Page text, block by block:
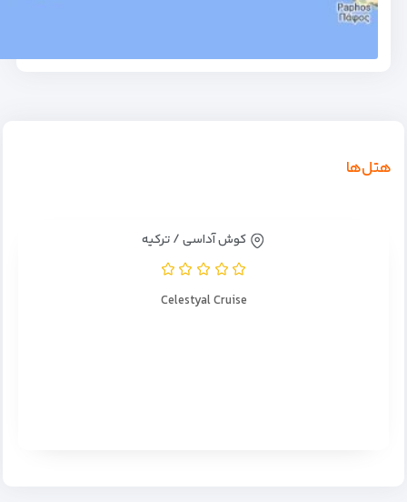
هتل‌ها
کوش آداسی / ترکیه
Celestyal Cruise